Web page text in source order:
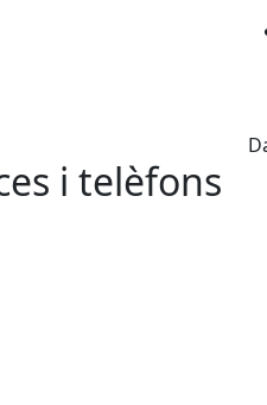
i telèfons